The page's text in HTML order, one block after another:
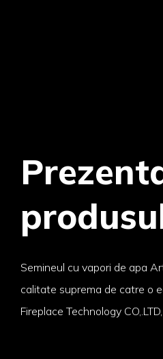
Semineul cu vapori de apa
calitate suprema de catre o
Fireplace Technology